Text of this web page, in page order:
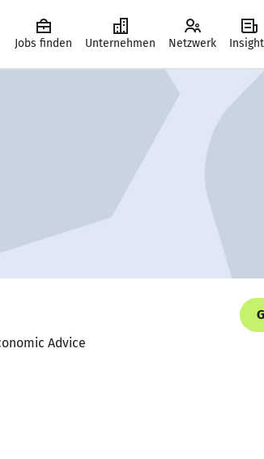
Jobs finden Unternehmen Netzwerk
Advice